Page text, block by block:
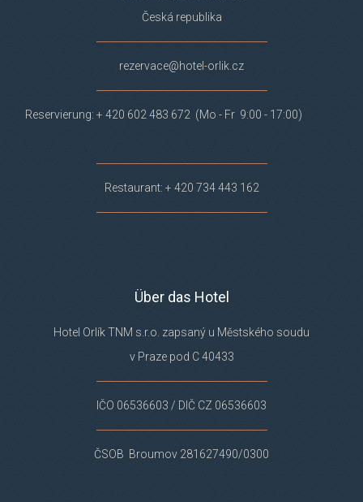
Česká republika
rezervace@hotel-orlik.cz
Reservierung: + 420 602 483 672 (Mo - Fr 9:00 - 17:00)
Restaurant: + 420 734 443 162
Über das Hotel
Hotel Orlík TNM s.r.o. zapsaný u Městského soudu
v Praze pod C 40433
IČO 06536603 / DIČ CZ 06536603
ČSOB Broumov 281627490/0300